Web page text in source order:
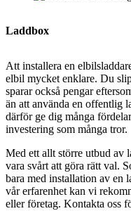
Laddbox
Att installera en
elbil mycket enklare. Du
sparar också pengar
än att använda en offentlig
därför ge dig många
investering som många tror.
Med ett allt större utbud av
vara svårt att göra rätt val.
bara med installation av en
vår erfarenhet kan vi
eller företag. Kontakta oss